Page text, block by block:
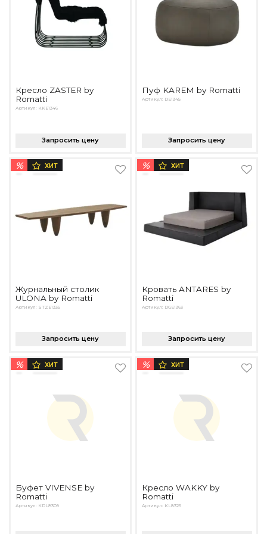
Подбор, производство и комплектация по вашему
Все категории товаров
Бренды
Кресло ZASTER by
Romatti
Артикул: KKE1346
Запросить цену
Пуф KAREM by Romatti
Артикул: DE1345
Запросить цену
% ХИТ
Журнальный столик
ULONA by Romatti
Артикул: STZE1335
Запросить цену
% ХИТ
Кровать ANTARES by
Romatti
Артикул: DGE1363
Запросить цену
% ХИТ
Буфет VIVENSE by
Romatti
Артикул: KDL8309
% ХИТ
Кресло WAKKY by
Romatti
Артикул: KL8325